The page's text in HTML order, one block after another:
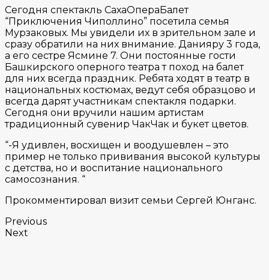
Сегодня спектакль СахаОпераБалет
“Приключения Чиполлино” посетила семья
Мурзаковых. Мы увидели их в зрительном зале и
сразу обратили на них внимание. Данияру 3 года,
а его сестре Ясмине 7. Они постоянные гости
Башкирского оперного театра т поход на балет
для них всегда праздник. Ребята ходят в театр в
национальных костюмах, ведут себя образцово и
всегда дарят участникам спектакля подарки.
Сегодня они вручили нашим артистам
традиционный сувенир ЧакЧак и букет цветов.
“-Я удивлен, восхищен и воодушевлен – это
пример не только прививания высокой культуры
с детства, но и воспитание национального
самосознания. “
Прокомментировал визит семьи Сергей Юнганс.
Previous
Next